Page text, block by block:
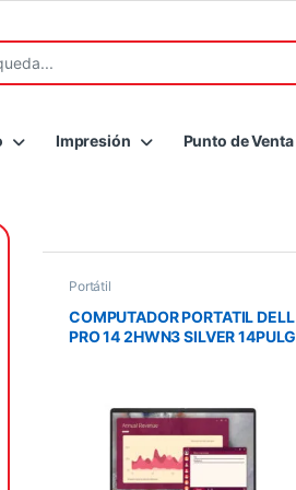
Impresión Punto de Venta
Portátil
COMPUTADOR PORTATIL DELL
PRO 14 2HWN3 SILVER 14PULG